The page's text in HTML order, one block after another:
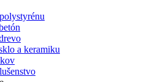
a keramiku